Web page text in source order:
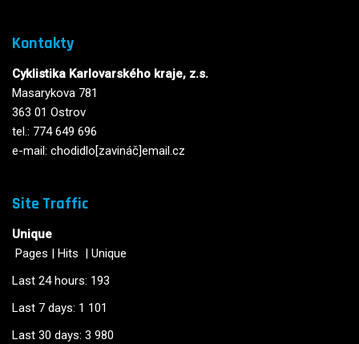
Kontakty
Cyklistika Karlovarského kraje, z.s.
Masarykova 781
363 01 Ostrov
tel.: 774 649 696
e-mail: chodidlo[zavináč]email.cz
Site Traffic
Unique
Pages | Hits | Unique
Last 24 hours: 193
Last 7 days: 1 101
Last 30 days: 3 980